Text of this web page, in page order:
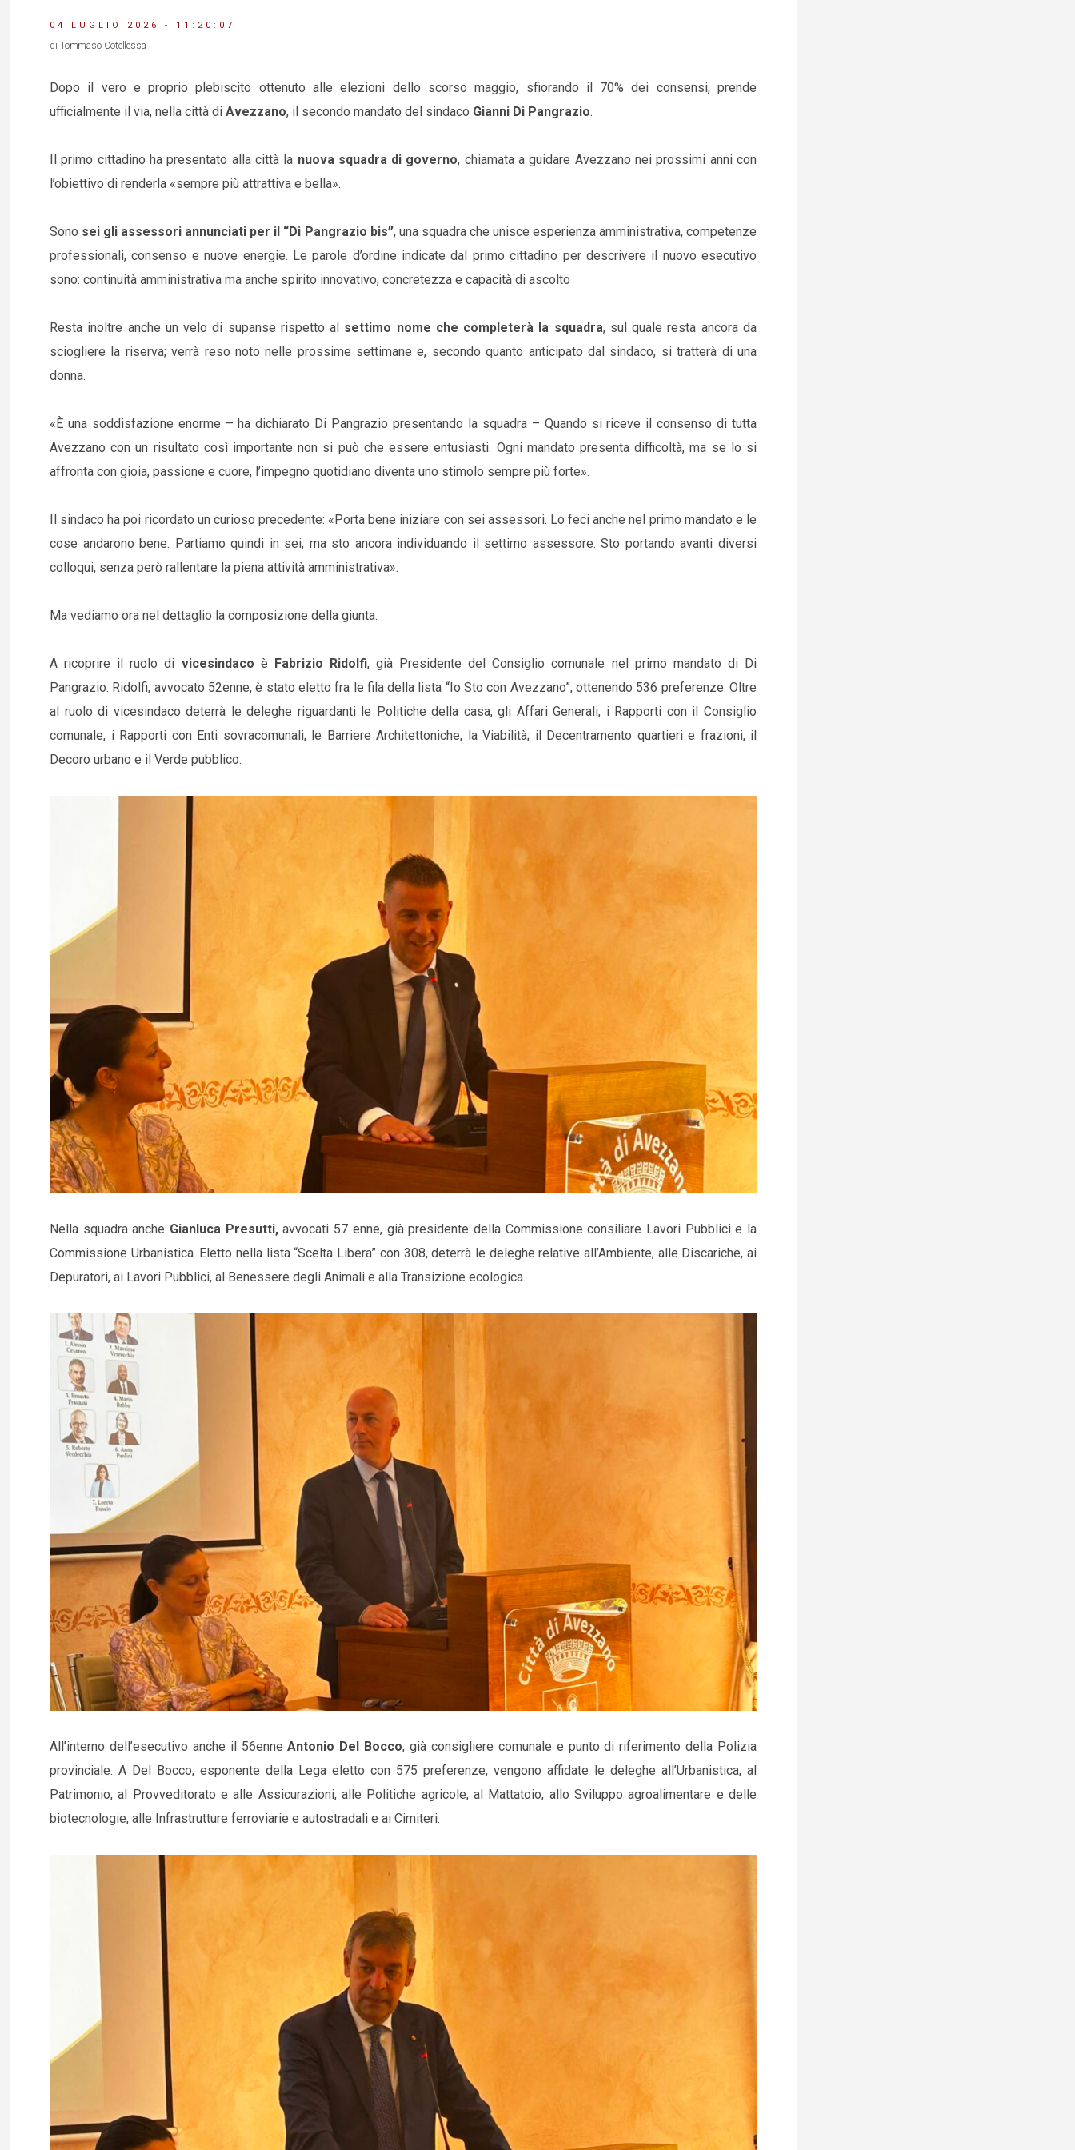
04 LUGLIO 2026 - 11:20:07
di Tommaso Cotellessa
Dopo il vero e proprio plebiscito ottenuto alle elezioni dello scorso maggio, sfiorando il 70% dei consensi, prende
ufficialmente il via, nella città di Avezzano, il secondo mandato del sindaco Gianni Di Pangrazio.
Il primo cittadino ha presentato alla città la nuova squadra di governo, chiamata a guidare Avezzano nei prossimi anni con
l’obiettivo di renderla «sempre più attrattiva e bella».
Sono sei gli assessori annunciati per il “Di Pangrazio bis”, una squadra che unisce esperienza amministrativa, competenze
professionali, consenso e nuove energie. Le parole d’ordine indicate dal primo cittadino per descrivere il nuovo esecutivo
sono: continuità amministrativa ma anche spirito innovativo, concretezza e capacità di ascolto
Resta inoltre anche un velo di supanse rispetto al settimo nome che completerà la squadra, sul quale resta ancora da
sciogliere la riserva; verrà reso noto nelle prossime settimane e, secondo quanto anticipato dal sindaco, si tratterà di una
donna.
«È una soddisfazione enorme – ha dichiarato Di Pangrazio presentando la squadra – Quando si riceve il consenso di tutta
Avezzano con un risultato così importante non si può che essere entusiasti. Ogni mandato presenta difficoltà, ma se lo si
affronta con gioia, passione e cuore, l’impegno quotidiano diventa uno stimolo sempre più forte».
Il sindaco ha poi ricordato un curioso precedente: «Porta bene iniziare con sei assessori. Lo feci anche nel primo mandato e le
cose andarono bene. Partiamo quindi in sei, ma sto ancora individuando il settimo assessore. Sto portando avanti diversi
colloqui, senza però rallentare la piena attività amministrativa».
Ma vediamo ora nel dettaglio la composizione della giunta.
A ricoprire il ruolo di vicesindaco è Fabrizio Ridolfi, già Presidente del Consiglio comunale nel primo mandato di Di
Pangrazio. Ridolfi, avvocato 52enne, è stato eletto fra le fila della lista “Io Sto con Avezzano”, ottenendo 536 preferenze. Oltre
al ruolo di vicesindaco deterrà le deleghe riguardanti le Politiche della casa, gli Affari Generali, i Rapporti con il Consiglio
comunale, i Rapporti con Enti sovracomunali, le Barriere Architettoniche, la Viabilità; il Decentramento quartieri e frazioni, il
Decoro urbano e il Verde pubblico.
Nella squadra anche Gianluca Presutti,avvocati 57 enne, già presidente della Commissione consiliare Lavori Pubblici e la
Commissione Urbanistica. Eletto nella lista “Scelta Libera” con 308, deterrà le deleghe relative all’Ambiente, alle Discariche, ai
Depuratori, ai Lavori Pubblici, al Benessere degli Animali e alla Transizione ecologica.
All’interno dell’esecutivo anche il 56enneAntonio Del Bocco, già consigliere comunale e punto di riferimento della Polizia
provinciale. A Del Bocco, esponente della Lega eletto con 575 preferenze, vengono affidate le deleghe all’Urbanistica, al
Patrimonio, al Provveditorato e alle Assicurazioni, alle Politiche agricole, al Mattatoio, allo Sviluppo agroalimentare e delle
biotecnologie, alle Infrastrutture ferroviarie e autostradali e ai Cimiteri.